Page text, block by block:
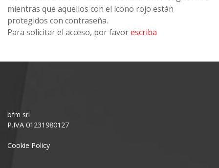
mientras que aquellos con el ícono rojo están
protegidos con contraseña.
Para solicitar el acceso, por favorescriba
bfm srl
P.IVA 01231980127
Cookie Policy